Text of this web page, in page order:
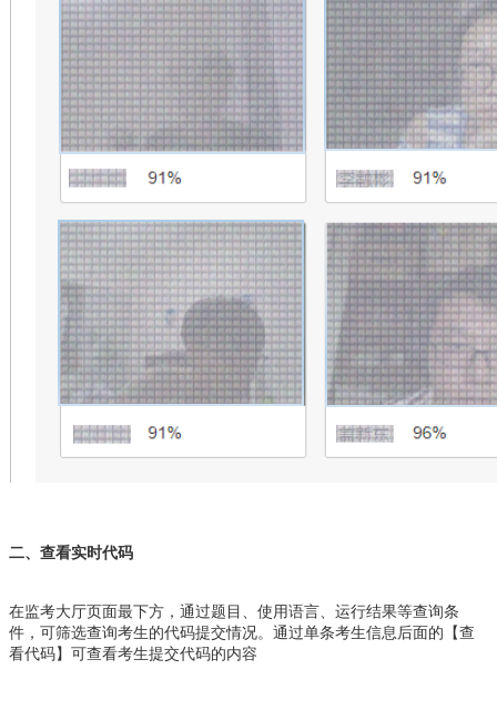
二、查看实时代码
在监考大厅页面最下方，通过题目、使用语言、运行结果等查询条
件，可筛选查询考生的代码提交情况。通过单条考生信息后面的【查
看代码】可查看考生提交代码的内容